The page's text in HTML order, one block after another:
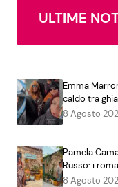
ULTIME
Emma
caldo tra
8 Agosto
Pamela
Russo: i
8 Agosto